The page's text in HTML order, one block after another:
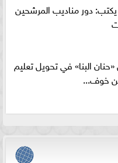
دور مناديب المرشحين
البنا» في تحويل تعليم
من خوف...